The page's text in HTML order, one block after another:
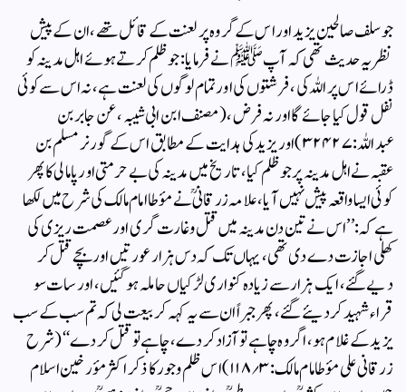
جو سلف صالحین یزید اور اس کے گروہ پر لعنت کے قائل تھے ، ان کے پیش
نظر یہ حدیث تھی کہ آپ ﷺ نے فرمایا : جو ظلم کرتے ہوئے اہل مدینہ کو
ڈرائے اس پر اللہ کی ، فرشتوں کی اور تمام لوگوں کی لعنت ہے ، نہ اس سے کوئی
نفل قول کیا جائے گا اور نہ فرض ، (مصنف ابن ابی شیبہ ، عن جابر بن
عبداللہ: ۳۲۴۲۷) اوریزید کی ہدایت کے مطابق اس کے گورنر مسلم بن
عقبہ نے اہل مدینہ پر جو ظلم کیا ، تاریخ میں مدینہ کی بے حرمتی اور پامالی کا پھر
کوئی ایسا واقعہ پیش نہیں آیا ، علامہ زرقانیؒ نے مؤطا امام مالک کی شرح میں لکھا
ہے کہ: ’’ اس نے تین دن مدینہ میں قتل وغارت گری اور عصمت ریزی کی
کھلی اجازت دے دی تھی، یہاں تک کہ دس ہزار عورتیں اوربچے قتل کر
دیے گئے ، ایک ہزار سے زیادہ کنواری لڑکیاں حاملہ ہو گئیں ، اور سات سو
قراء شہید کر دیئے گئے ، پھر جبراً ان سے یہ کہہ کر بیعت لی کہ تم سب کے سب
یزید کے غلام ہو، اگر وہ چاہے تو آزاد کر دے ، چاہے تو قتل کر دے‘‘ (شرح
زرقانی علی مؤطامام مالک: ۳؍۱۱۸) اس ظلم وجور کا ذکر اکثر مؤرخین اسلام